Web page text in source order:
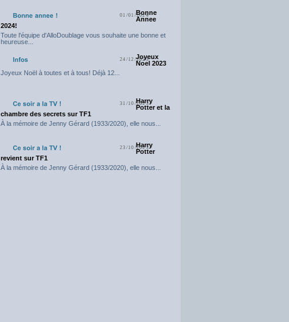
01/01/2024
Bonne
Annee
2024!
Toute l'équipe d'AlloDoublage vous souhaite une bonne et
heureuse...
24/12/2023
Joyeux
Noel 2023
Joyeux Noël à toutes et à tous! Déjà 12...
31/10/2023
Harry
Potter et la
chambre des secrets sur TF1
À la mémoire de Jenny Gérard (1933/2020), elle nous...
23/10/2023
Harry
Potter
revient sur TF1
À la mémoire de Jenny Gérard (1933/2020), elle nous...